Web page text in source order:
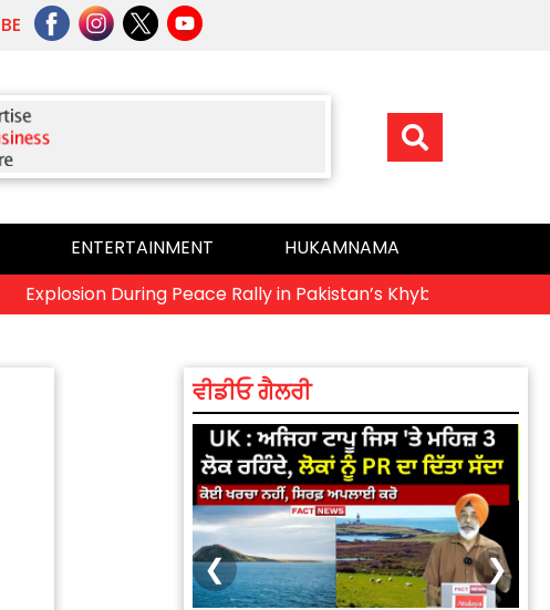
ENTERTAINMENT
HUKAMNAMA
During Peace Rally in Pakistan’s Khyber Pakhtunkhwa:
ਵੀਡੀਓ ਗੈਲਰੀ
❮ ❯